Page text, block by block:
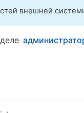
внешней